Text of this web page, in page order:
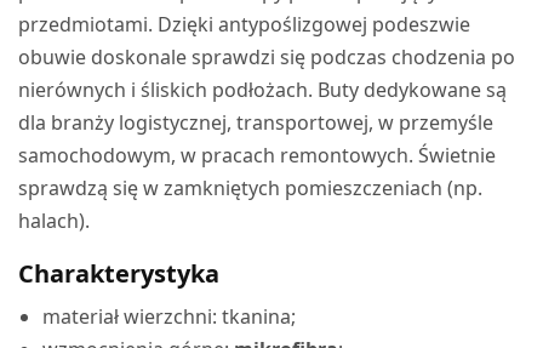
przedmiotami. Dzięki antypoślizgowej podeszwie
obuwie doskonale sprawdzi się podczas chodzenia po
nierównych i śliskich podłożach. Buty dedykowane są
dla branży logistycznej, transportowej, w przemyśle
samochodowym, w pracach remontowych. Świetnie
sprawdzą się w zamkniętych pomieszczeniach (np.
halach).
Charakterystyka
materiał wierzchni: tkanina;